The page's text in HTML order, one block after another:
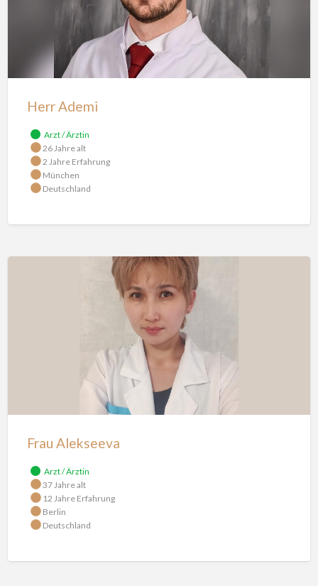
Herr Ademi
Arzt / Ärztin
26 Jahre alt
2 Jahre Erfahrung
München
Deutschland
Frau Alekseeva
Arzt / Ärztin
37 Jahre alt
12 Jahre Erfahrung
Berlin
Deutschland